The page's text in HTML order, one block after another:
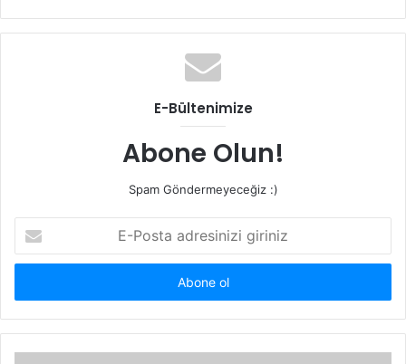
E-Bültenimize
Abone Olun!
Spam Göndermeyeceğiz :)
Posta
adresinizi